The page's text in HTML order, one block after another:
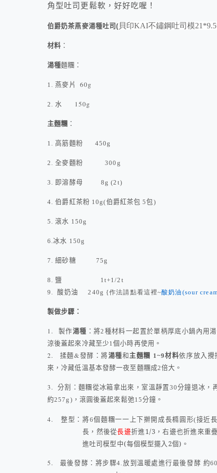
角型吐司更鬆軟，好好吃喔！
伯爵奶茶燕麥湯種吐司( 貝印KAI不鏽鋼吐司模
材料 ：
湯種麵糰：
1.燕麥片 60g
2.水 150g
主麵糰 ：
1. 高筋麵粉 450g
2.全麥麵粉 300g
3. 即溶酵母 8g (2t)
4.伯爵紅茶粉 10g(伯爵紅茶包5包)
5.滾水 150g
6.冰水 150g
7.細砂糖 75g
8. 鹽 1t+1/2t
9.酸奶油 240g {作法請點看這裡~酸奶油(sour
製做步驟：
1. 製作湯種 ：將2 種材料一起置於單柄厚底小鍋內用
涼後蓋起來冷藏至少1個小時再使用。
2. 揉麵&發酵：將湯種和 主麵糰 1~9材料依序放入攪
來，冷藏低溫基本發酵一夜至麵糰成2倍大。
3. 分割：麵糰從冰箱拿出來，室溫靜置30分鐘退冰，
約257g)，滾圓後蓋起來鬆弛15分鐘。
4. 整型：將6個麵糰一一上下擀開成長橢圓形(接近
長，然後從長邊折進1/3 ，右邊也折進來重
進吐司模型中(每個模型擺入2個) 。
5. 最後發酵：將步驟4.放到溫暖處進行最後發酵 約